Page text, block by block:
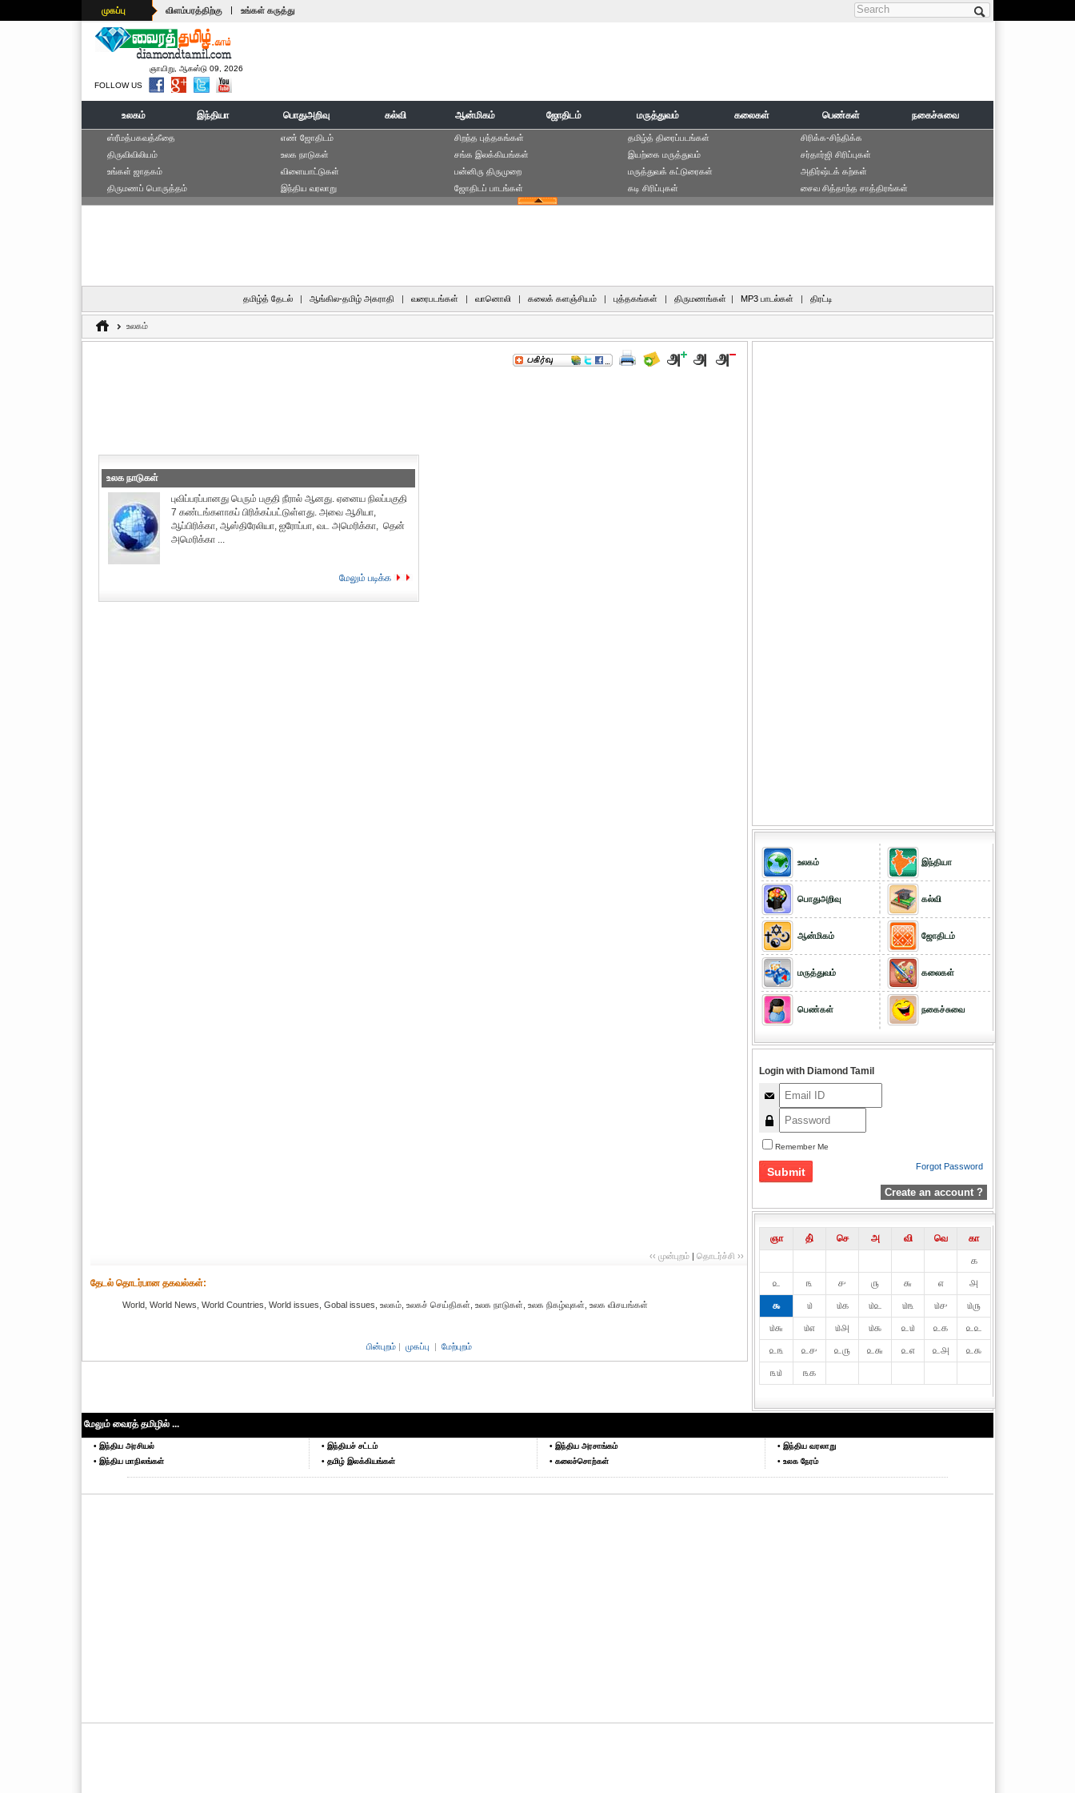
முகப்பு விளம்பரத்திற்கு | உங்கள் கருத்து Search form
ஞாயிறு, ஆகஸ்டு 09, 2026
FOLLOW US
உலகம் இந்தியா பொதுஅறிவு கல்வி ஆன்மிகம் ஜோதிடம் மருத்துவம் கலைகள் பெண்கள் நகைச்சுவை
ஸ்ரீமத்பகவத்கீதை
திருவிவிலியம்
உங்கள் ஜாதகம்
திருமணப் பொருத்தம்
எ‌ண் ஜோ‌திட‌ம்
உலக நாடுகள்
விளையாட்டுகள்
இந்திய வரலாறு
சிறந்த புத்தகங்கள்
சங்க இலக்கியங்கள்
பன்னிரு திருமுறை
ஜோதிடப் பாடங்கள்
தமிழ்த் திரைப்படங்கள்
இயற்கை மருத்துவம்
மருத்துவக் கட்டுரைகள்
கடி சிரிப்புகள்
சிரிக்க-சிந்திக்க
சர்தார்ஜி சிரிப்புகள்
அதிர்ஷ்டக் கற்கள்
சைவ சித்தாந்த சாத்திரங்கள்
தமிழ்த் தேடல் | ஆங்கில-தமிழ் அகராதி | வரைபடங்கள் | வானொலி | கலைக் களஞ்சியம் | புத்தகங்கள் | திருமணங்கள் | MP3 பாடல்கள் | திரட்டி
உலகம்
உலக நாடுகள்
புவிப்பரப்பானது பெரும் பகுதி நீரால் ஆனது. ஏனைய நிலப்பகுதி
7 கண்டங்களாகப் பிரிக்கப்பட்டுள்ளது. அவை ஆசியா,
ஆப்பிரிக்கா, ஆஸ்திரேலியா, ஐரோப்பா, வட அமெரிக்கா, தென்
அமெரிக்கா ...
மேலும் படிக்க
‹‹ முன்புறம் | தொடர்ச்சி ››
தேட‌ல் தொட‌ர்பான தகவ‌ல்க‌ள்:
World, World News, World Countries, World issues, Gobal issues, உலகம், உலகச் செய்திகள், உலக நாடுகள், உலக நிகழ்வுகள், உலக விசயங்கள்
பின்புறம் | முகப்பு | மேற்புறம்
உலகம்
பொதுஅறிவு
ஆன்மிகம்
மருத்துவம்
பெண்கள்
இந்தியா
கல்வி
ஜோதிடம்
கலைகள்
நகைச்சுவை
Login with Diamond Tamil
Remember Me
Forgot Password
Create an account ?
ஞா தி் செ அ வி வெ
கா
௧
௨
௩ ௪ ௫ ௬ ௭
௮
௯
௰ ௰௧ ௰௨ ௰௩ ௰௪
௰௫
௰௬
௰௭ ௰௮ ௰௯ ௨௰ ௨௧
௨௨
௨௩
௨௪ ௨௫ ௨௬ ௨௭ ௨௮
௨௯
௩௰
௩௧
மேலும் வைரத் தமிழில் ...
• இந்திய அரசியல்
• இந்திய மாநிலங்கள்
• இந்தியச் சட்டம்
• தமிழ் இலக்கியங்கள்
• இந்திய அரசாங்கம்
• கலைச்சொற்கள்
• இந்திய வரலாறு
• உலக நேரம்